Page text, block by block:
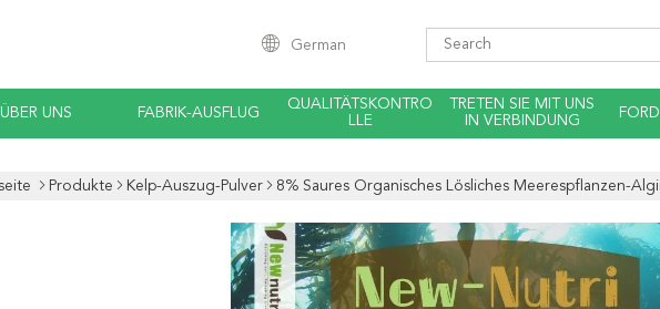
German
ÜBER UNS FABRIK-AUSFLUG
QUALITÄTSKONTRO
LLE
TRETEN SIE MIT UNS
IN VERBINDUNG
Produkte Kelp-Auszug-Pulver 8% Saures Organisches Lösliches Meerespflanzen-